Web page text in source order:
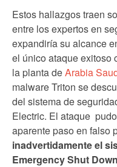
Estos hallazgos traen
entre los expertos en
expandiría su alcance
el único ataque exitoso
la planta deArabia
malware Triton se
del sistema de
Electric. El ataque
aparente paso en falso
inadvertidamente el
Emergency Shut